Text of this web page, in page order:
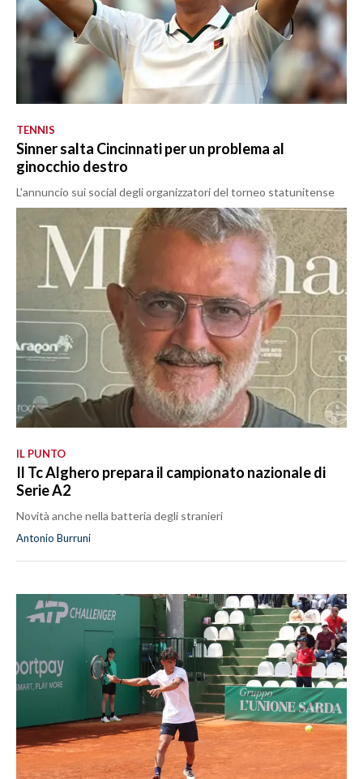
TENNIS
Sinner salta Cincinnati per un problema al
ginocchio destro
L'annuncio sui social degli organizzatori del torneo statunitense
IL PUNTO
Il Tc Alghero prepara il campionato nazionale di
Serie A2
Novità anche nella batteria degli stranieri
Antonio Burruni